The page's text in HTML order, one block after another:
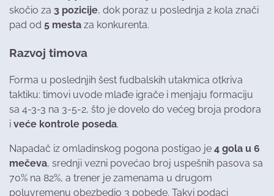
skočio za 3 pozicije, dok poraz u poslednja 2 kola znači
pad od 5 mesta za konkurenta.
Razvoj timova
Forma u poslednjih šest fudbalskih utakmica otkriva
taktiku: timovi uvode mlađe igrače i menjaju formaciju
sa 4-3-3 na 3-5-2, što je dovelo do većeg broja prodora
i veće kontrole poseda.
Napadač iz omladinskog pogona postigao je 4 gola u 6
mečeva, srednji vezni povećao broj uspešnih pasova sa
70% na 82%, a trener je zamenama u drugom
poluvremenu obezbedio 3 pobede. Takvi podaci